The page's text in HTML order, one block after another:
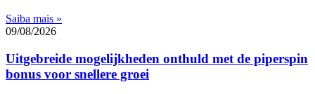
Saiba mais »
09/08/2026
Uitgebreide mogelijkheden onthuld met de piperspin
bonus voor snellere groei